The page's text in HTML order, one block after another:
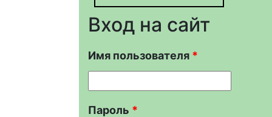
Вход на сайт
Имя пользователя *
Пароль *